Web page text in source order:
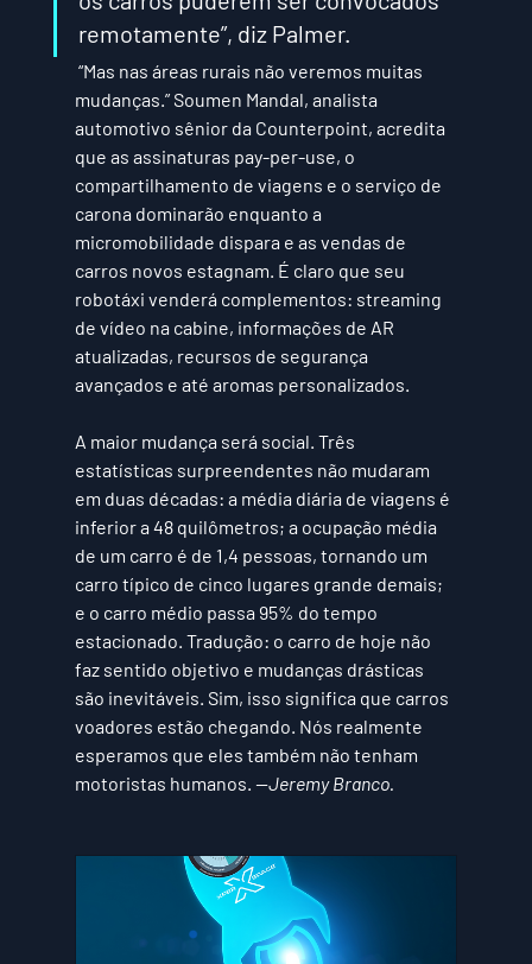
remotamente”, diz Palmer.
mudanças.” Soumen Mandal, analista
automotivo sênior da Counterpoint, acredita
que as assinaturas pay-per-use, o
compartilhamento de viagens e o serviço de
carona dominarão enquanto a
micromobilidade dispara e as vendas de
carros novos estagnam. É claro que seu
robotáxi venderá complementos: streaming
de vídeo na cabine, informações de AR
atualizadas, recursos de segurança
avançados e até aromas personalizados.
A maior mudança será social. Três
estatísticas surpreendentes não mudaram
em duas décadas: a média diária de viagens é
inferior a 48 quilômetros; a ocupação média
de um carro é de 1,4 pessoas, tornando um
carro típico de cinco lugares grande demais;
e o carro médio passa 95% do tempo
estacionado. Tradução: o carro de hoje não
faz sentido objetivo e mudanças drásticas
são inevitáveis. Sim, isso significa que carros
voadores estão chegando. Nós realmente
esperamos que eles também não tenham
motoristas humanos. —Jeremy Branco.